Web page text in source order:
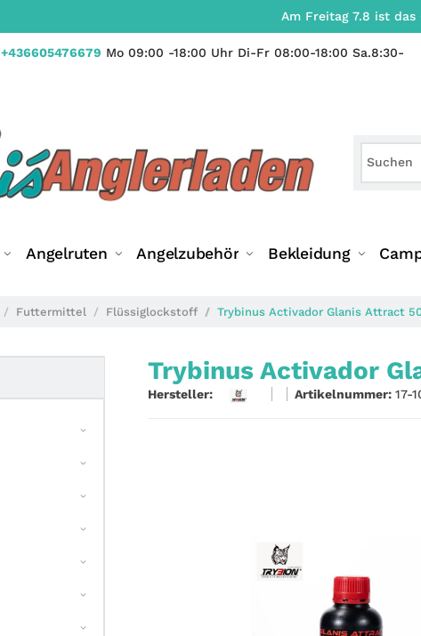
Am Freitag 7.8 ist das
+436605476679 Mo 09:00 -18:00 Uhr Di-Fr 08:00-18:00 Sa.8:30-
Angelruten Angelzubehör Bekleidung
Futtermittel Flüssiglockstoff Trybinus Activador Glanis Attract
Trybinus Activador
Hersteller: Artikelnummer: 17-